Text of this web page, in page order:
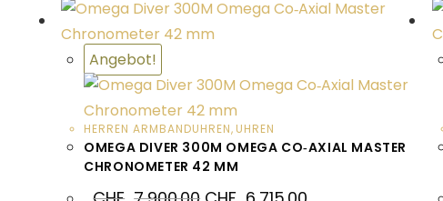
Angebot!
HERREN ARMBANDUHREN, UHREN
OMEGA DIVER 300M OMEGA CO‑AXIAL MASTER
CHRONOMETER 42 MM